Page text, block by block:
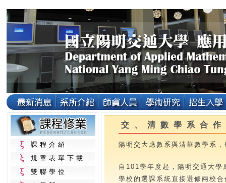
課程介紹
規章表單下載
雙聯學位
交、清數學系合
陽明交大應數系與清華數學系
自101學年度起，陽明交通大
學校的選課系統直接選修兩校